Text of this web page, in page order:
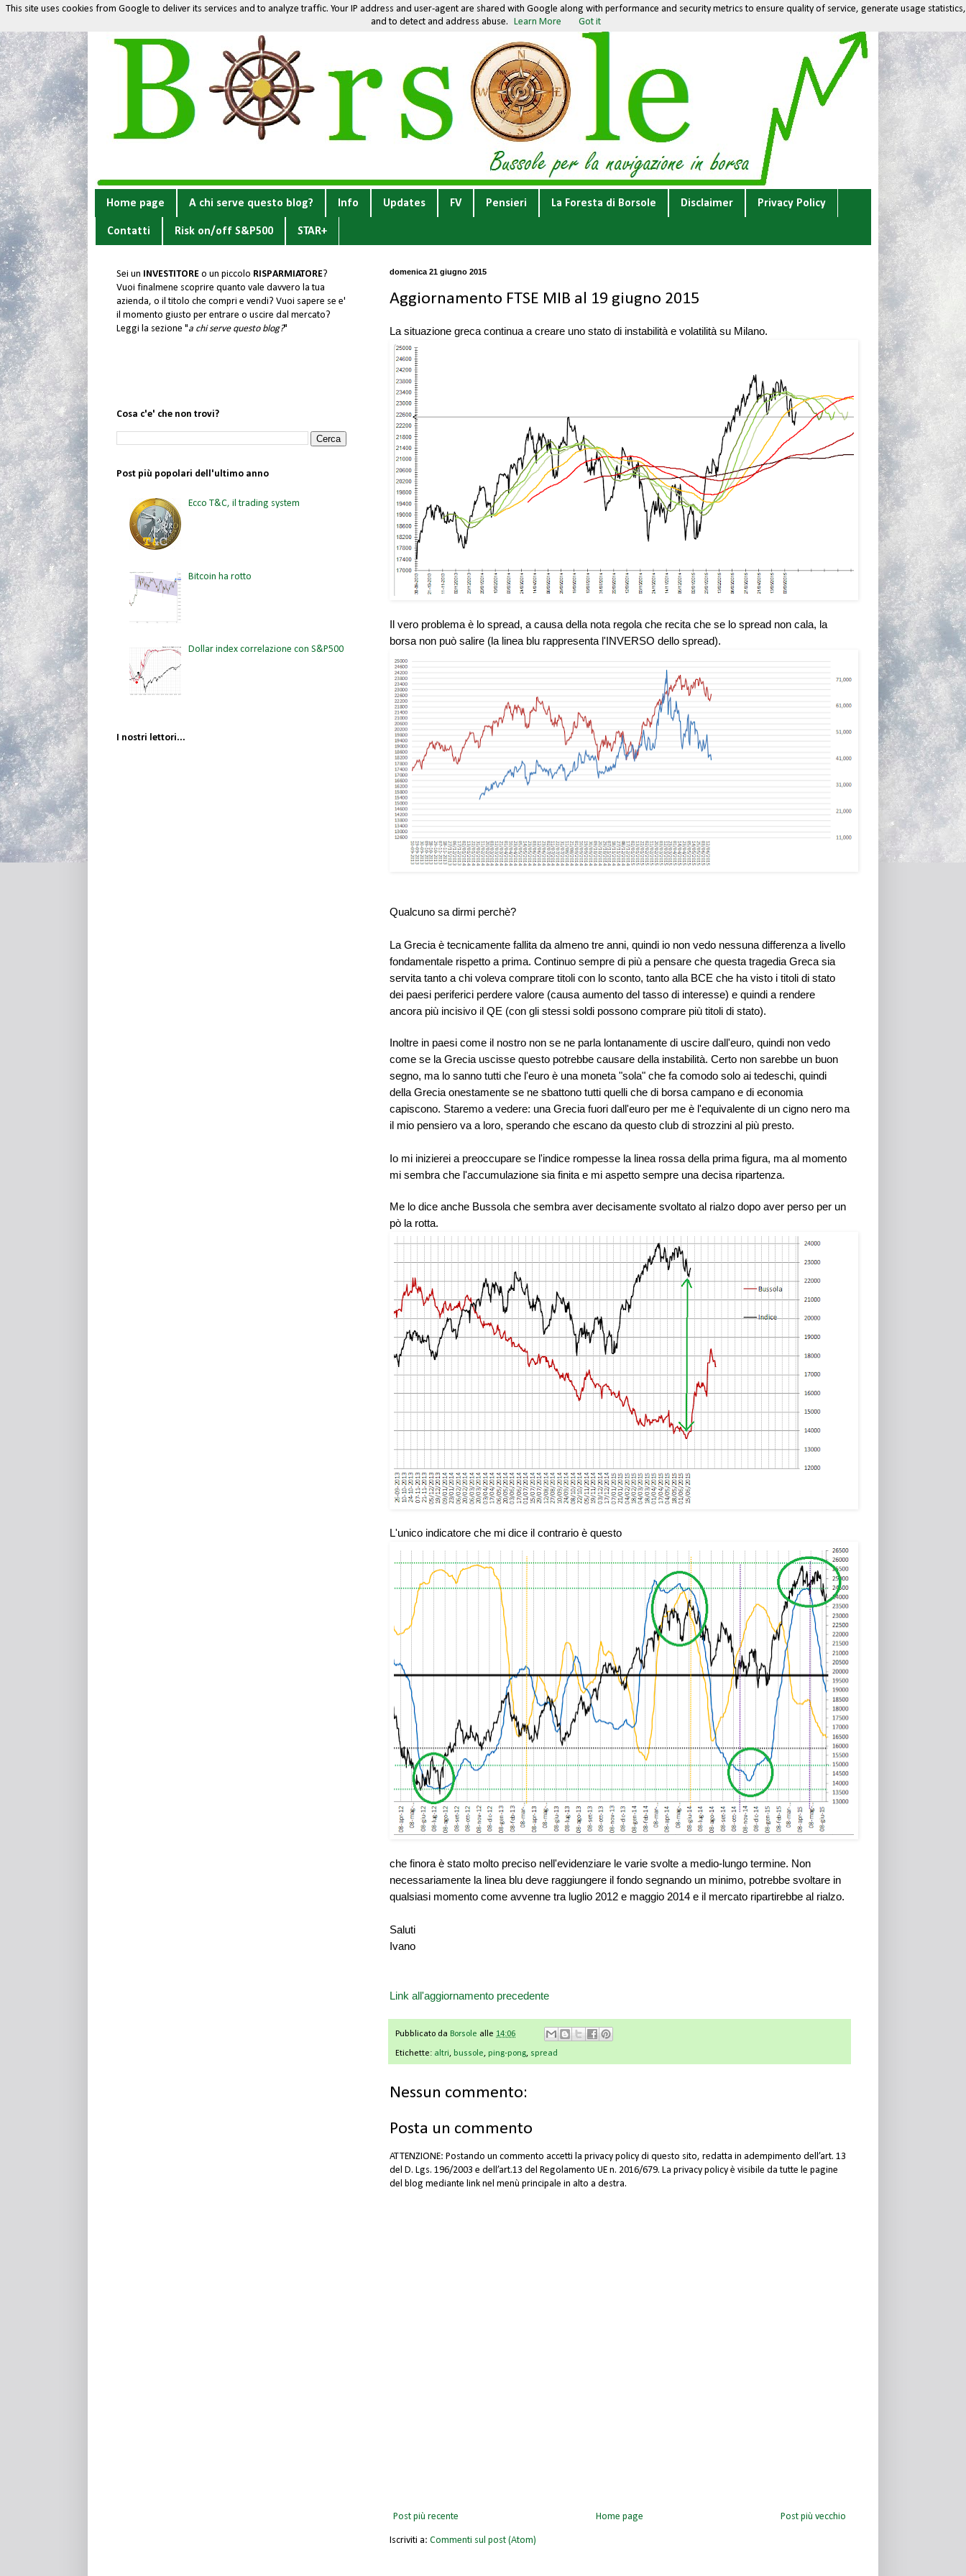
Home page A chi serve questo blog? Info Updates FV Pensieri La Foresta di Borsole Disclaimer Privacy Policy
Contatti Risk on/off S&P500 STAR+
domenica 21 giugno 2015
Aggiornamento FTSE MIB al 19 giugno 2015
La situazione greca continua a creare uno stato di instabilità e volatilità su Milano.
Il vero problema è lo spread, a causa della nota regola che recita che se lo spread non cala, la
borsa non può salire (la linea blu rappresenta l'INVERSO dello spread).
Qualcuno sa dirmi perchè?
La Grecia è tecnicamente fallita da almeno tre anni, quindi io non vedo nessuna differenza a livello
fondamentale rispetto a prima. Continuo sempre di più a pensare che questa tragedia Greca sia
servita tanto a chi voleva comprare titoli con lo sconto, tanto alla BCE che ha visto i titoli di stato
dei paesi periferici perdere valore (causa aumento del tasso di interesse) e quindi a rendere
ancora più incisivo il QE (con gli stessi soldi possono comprare più titoli di stato).
Inoltre in paesi come il nostro non se ne parla lontanamente di uscire dall'euro, quindi non vedo
come se la Grecia uscisse questo potrebbe causare della instabilità. Certo non sarebbe un buon
segno, ma lo sanno tutti che l'euro è una moneta "sola" che fa comodo solo ai tedeschi, quindi
della Grecia onestamente se ne sbattono tutti quelli che di borsa campano e di economia
capiscono. Staremo a vedere: una Grecia fuori dall'euro per me è l'equivalente di un cigno nero ma
il mio pensiero va a loro, sperando che escano da questo club di strozzini al più presto.
Io mi inizierei a preoccupare se l'indice rompesse la linea rossa della prima figura, ma al momento
mi sembra che l'accumulazione sia finita e mi aspetto sempre una decisa ripartenza.
Me lo dice anche Bussola che sembra aver decisamente svoltato al rialzo dopo aver perso per un
pò la rotta.
L'unico indicatore che mi dice il contrario è questo
che finora è stato molto preciso nell'evidenziare le varie svolte a medio-lungo termine. Non
necessariamente la linea blu deve raggiungere il fondo segnando un minimo, potrebbe svoltare in
qualsiasi momento come avvenne tra luglio 2012 e maggio 2014 e il mercato ripartirebbe al rialzo.
Saluti
Ivano
Link all'aggiornamento precedente
Pubblicato da Borsole alle 14:06
Etichette: altri, bussole, ping-pong, spread
Nessun commento:
Posta un commento
ATTENZIONE: Postando un commento accetti la privacy policy di questo sito, redatta in adempimento dell’art. 13
del D. Lgs. 196/2003 e dell’art.13 del Regolamento UE n. 2016/679. La privacy policy è visibile da tutte le pagine
del blog mediante link nel menù principale in alto a destra.
Post più recente Post più vecchio
Home page
Iscriviti a: Commenti sul post (Atom)
Sei un INVESTITORE o un piccolo RISPARMIATORE?
Vuoi finalmene scoprire quanto vale davvero la tua
azienda, o il titolo che compri e vendi? Vuoi sapere se e'
il momento giusto per entrare o uscire dal mercato?
Leggi la sezione "a chi serve questo blog?"
Cosa c'e' che non trovi?
Post più popolari dell'ultimo anno
Ecco T&C, il trading system
Bitcoin ha rotto
Dollar index correlazione con S&P500
I nostri lettori...
This site uses cookies from Google to deliver its services and to analyze traffic. Your IP address and user-agent are shared with Google along with performance and security metrics to ensure quality of service, generate usage statistics,
and to detect and address abuse. Learn More Got it